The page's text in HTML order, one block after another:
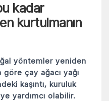
kadar
kurtulmanın
yöntemler yeniden
çay ağacı yağı
kaşıntı, kuruluk
yardımcı olabilir.